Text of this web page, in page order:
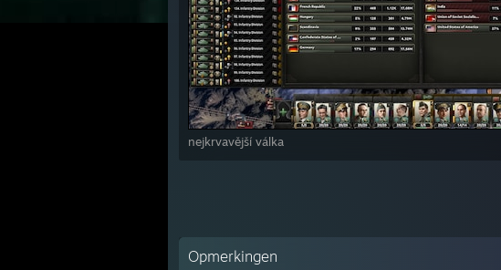
nejkrvavější válka
Opmerkingen